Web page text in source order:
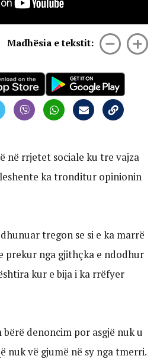
Madhësia e tekstit:
në rrjetet sociale ku tre vajza
ka tronditur opinionin
tregon se si e ka marrë
prekur nga gjithçka e ndodhur
kur e bija i ka rrëfyer
bërë denoncim por asgjë nuk u
nuk vë gjumë në sy nga tmerri.